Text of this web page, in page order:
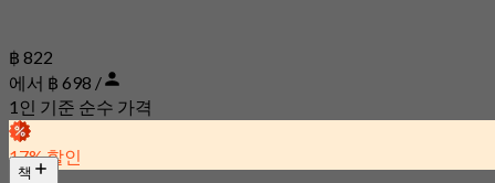
฿ 822
에서 ฿ 698 /
1인 기준 순수 가격
17% 할인
책